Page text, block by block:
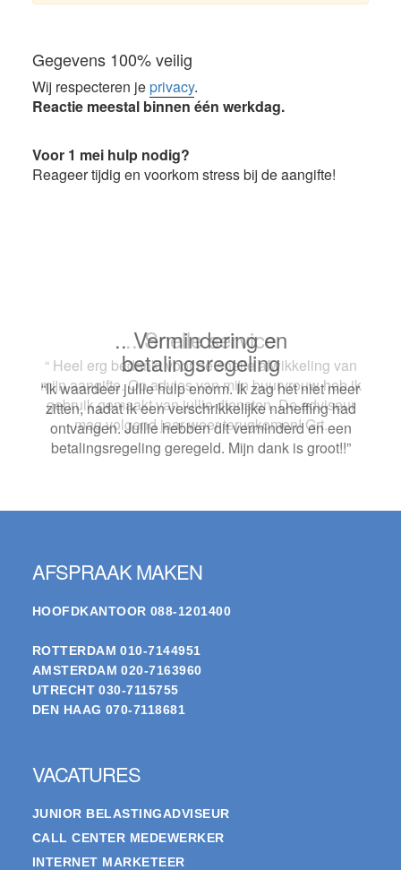
Gegevens 100% veilig
Wij respecteren jeprivacy.
Reactie meestal binnen één werkdag.
Voor 1 mei hulp nodig?
Reageer tijdig en voorkom stress bij de aangifte!
.. Snelle service
“ Heel erg bedankt voor de snelle afwikkeling van
mijn aangifte. Op advies van mijn buurvrouw heb ik
gebruik gemaakt van jullie diensten. De adviseur
mag volgend jaar weer terugkomen! Grt.
AFSPRAAK MAKEN
HOOFDKANTOOR 088-1201400
ROTTERDAM 010-7144951
AMSTERDAM 020-7163960
UTRECHT 030-7115755
DEN HAAG 070-7118681
VACATURES
JUNIOR BELASTINGADVISEUR
CALL CENTER MEDEWERKER
INTERNET MARKETEER